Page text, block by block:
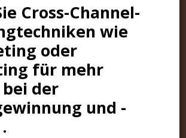
Cross-Channel-
wie
oder
für mehr
der
und -